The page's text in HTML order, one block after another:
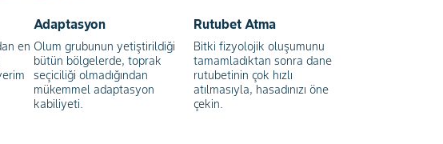
en
Adaptasyon
Olum grubunun yetiştirildiği
bütün bölgelerde, toprak
seçiciliği olmadığından
mükemmel adaptasyon
kabiliyeti.
Rutubet Atma
Bitki fizyolojik oluşumunu
tamamladıktan sonra dane
rutubetinin çok hızlı
atılmasıyla, hasadınızı öne
çekin.